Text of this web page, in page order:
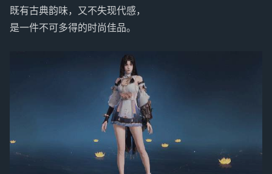
既有古典韵味，又不失现代感，
是一件不可多得的时尚佳品。